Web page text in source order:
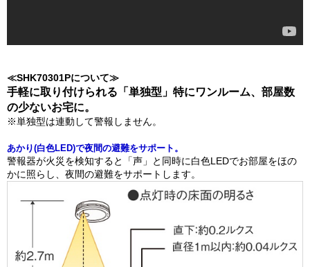
≪SHK70301Pについて≫
手軽に取り付けられる「単独型」特にワンルーム、部屋数
の少ないお宅に。
※単独型は連動して警報しません。
あかり(白色LED)で夜間の避難をサポート。
警報器が火災を検知すると「声」と同時に白色LEDでお部屋をほの
かに照らし、夜間の避難をサポートします。